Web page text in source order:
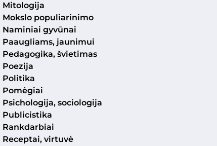
Mitologija
Mokslo populiarinimo
Naminiai gyvūnai
Paaugliams, jaunimui
Pedagogika, švietimas
Poezija
Politika
Pomėgiai
Psichologija, sociologija
Publicistika
Rankdarbiai
Receptai, virtuvė